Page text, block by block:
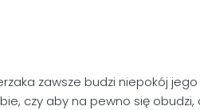
zawsze budzi niepokój
czy aby na pewno się